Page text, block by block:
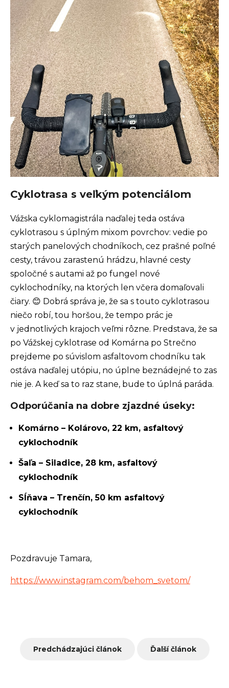
Cyklotrasa s veľkým potenciálom
Vážska cyklomagistrála naďalej teda ostáva
cyklotrasou s úplným mixom povrchov: vedie po
starých panelových chodníkoch, cez prašné poľné
cesty, trávou zarastenú hrádzu, hlavné cesty
spoločné s autami až po fungel nové
cyklochodníky, na ktorých len včera domaľovali
čiary. 😊 Dobrá správa je, že sa s touto cyklotrasou
niečo robí, tou horšou, že tempo prác je
v jednotlivých krajoch veľmi rôzne. Predstava, že sa
po Vážskej cyklotrase od Komárna po Strečno
prejdeme po súvislom asfaltovom chodníku tak
ostáva naďalej utópiu, no úplne beznádejné to zas
nie je. A keď sa to raz stane, bude to úplná paráda.
Odporúčania na dobre zjazdné úseky:
Komárno – Kolárovo, 22 km, asfaltový
cyklochodník
Šaľa – Siladice, 28 km, asfaltový
cyklochodník
Sĺňava – Trenčín, 50 km asfaltový
cyklochodník
Pozdravuje Tamara,
https://www.instagram.com/behom_svetom/
Predchádzajúci článok Ďalší článok